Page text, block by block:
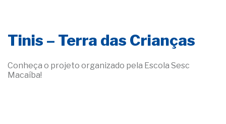
Tinis – Terra das Crianças
Conheça o projeto organizado pela Escola Sesc
Macaíba!